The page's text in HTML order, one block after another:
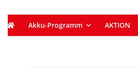
Akku-Programm AKTION